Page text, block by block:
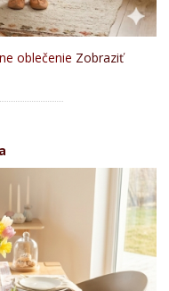
oblečenie Zobraziť